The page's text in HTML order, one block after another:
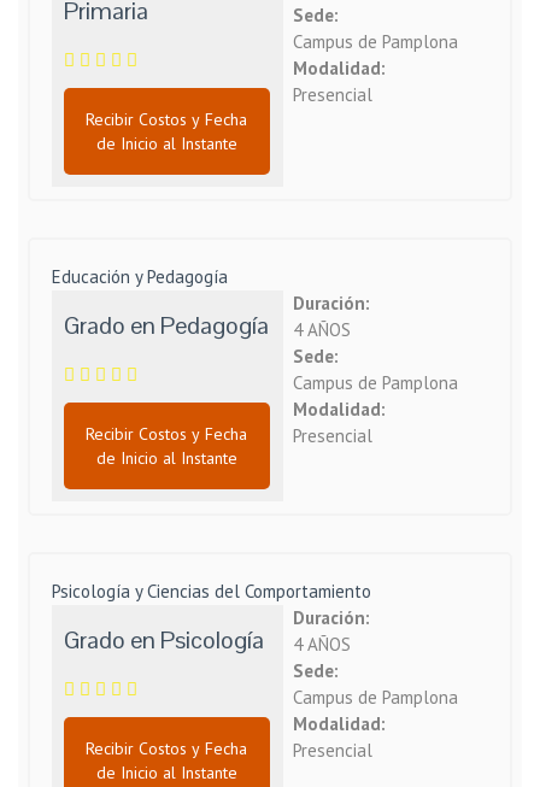
Primaria
Recibir Costos y Fecha
de Inicio al Instante
Sede:
Campus de Pamplona
Modalidad:
Presencial
Educación y Pedagogía
Grado en Pedagogía
Recibir Costos y Fecha
de Inicio al Instante
Duración:
4 AÑOS
Sede:
Campus de Pamplona
Modalidad:
Presencial
Psicología y Ciencias del Comportamiento
Grado en Psicología
Recibir Costos y Fecha
de Inicio al Instante
Duración:
4 AÑOS
Sede:
Campus de Pamplona
Modalidad:
Presencial